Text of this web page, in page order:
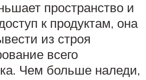
пространство и
к продуктам, она
из строя
всего
Чем больше наледи,